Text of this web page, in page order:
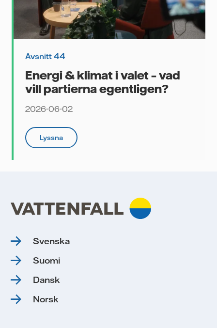
Avsnitt 44
Energi & klimat i valet – vad
vill partierna egentligen?
2026-06-02
Lyssna
Svenska
Suomi
Dansk
Norsk